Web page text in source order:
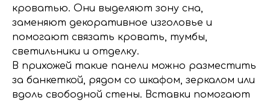
кроватью. Они выделяют зону сна,
заменяют декоративное изголовье и
помогают связать кровать, тумбы,
светильники и отделку.
В прихожей такие панели можно разместить
за банкеткой, рядом со шкафом, зеркалом или
вдоль свободной стены. Вставки помогают